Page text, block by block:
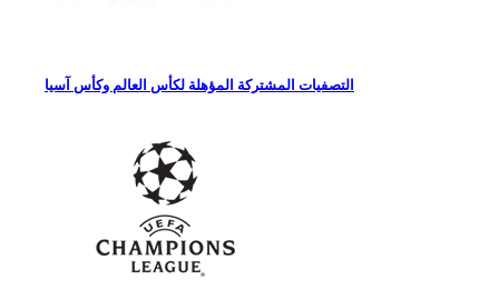
التصفيات المشتركة المؤهلة لكأس العالم وكأس آسيا